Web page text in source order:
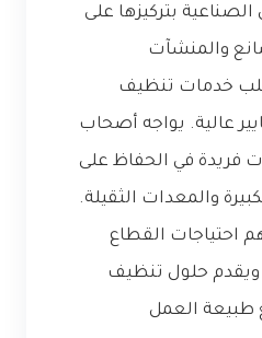
بتركيزها على
والمنشآت
خدمات تنظيف
عالية. يواجه أصحاب
فريدة في الحفاظ على
والمعدات الثقيلة.
احتياجات القطاع
حلول تنظيف
العمل